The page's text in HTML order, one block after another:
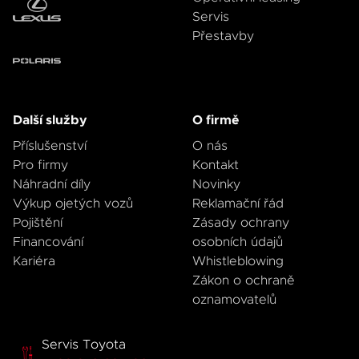
Servis
Přestavby
Další služby
Příslušenství
Pro firmy
Náhradní díly
Výkup ojetých vozů
Pojištění
Financování
Kariéra
O firmě
O nás
Kontakt
Novinky
Reklamační řád
Zásady ochrany
osobních údajů
Whistleblowing
Zákon o ochraně
oznamovatelů
Servis Toyota